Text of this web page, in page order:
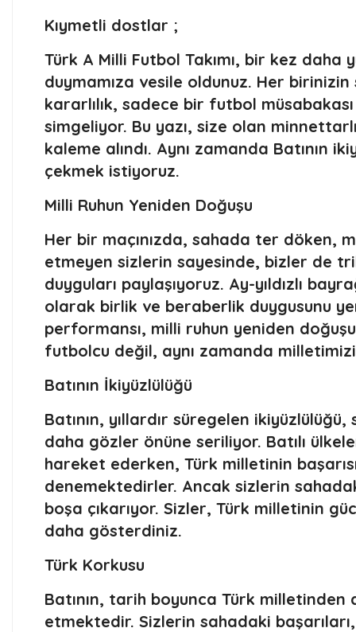
Kıymetli dostlar ;
Türk A Milli Futbol Takımı, bir kez
duymamıza vesile oldunuz. Her
kararlılık, sadece bir futbol
simgeliyor. Bu yazı, size olan
kaleme alındı. Aynı zamanda Batının
çekmek istiyoruz.
Milli Ruhun Yeniden Doğuşu
Her bir maçınızda, sahada ter döken,
etmeyen sizlerin sayesinde, bizler de
duyguları paylaşıyoruz. Ay-yıldızlı
olarak birlik ve beraberlik duygusunu
performansı, milli ruhun yeniden
futbolcu değil, aynı zamanda
Batının İkiyüzlülüğü
Batının, yıllardır süregelen
daha gözler önüne seriliyor. Batılı
hareket ederken, Türk milletinin
denemektedirler. Ancak sizlerin
boşa çıkarıyor. Sizler, Türk milletinin
daha gösterdiniz.
Türk Korkusu
Batının, tarih boyunca Türk
etmektedir. Sizlerin sahadaki